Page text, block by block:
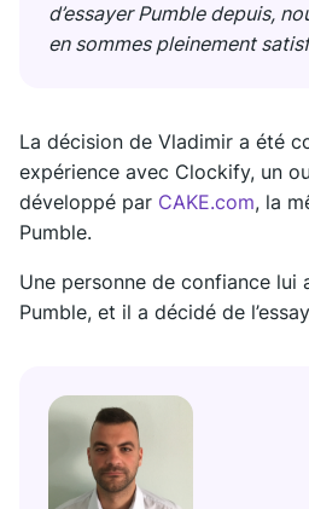
d’essayer Pumble depuis,
en sommes pleinement
La décision de Vladimir a été
expérience avec Clockify, un
développé par CAKE.com, la
Pumble.
Une personne de confiance lui
Pumble, et il a décidé de